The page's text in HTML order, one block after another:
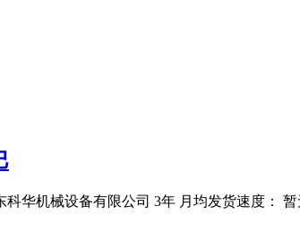
华机械设备有限公司 3年 月均发货速度：